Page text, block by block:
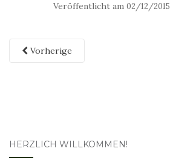
Veröffentlicht am 02/12/2015
Vorherige
HERZLICH WILLKOMMEN!